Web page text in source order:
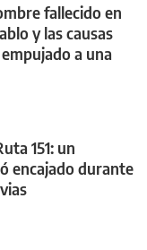
fallecido en
y las causas
a una
151: un
encajado durante